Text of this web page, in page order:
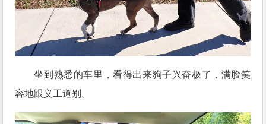
坐到熟悉的车里，看得出来狗子兴奋极了，满脸笑
容地跟义工道别。